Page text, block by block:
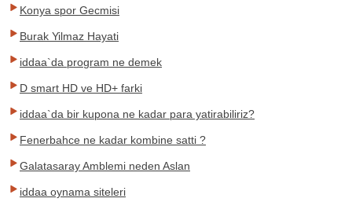
Konya spor Gecmisi
Burak Yilmaz Hayati
iddaa`da program ne demek
D smart HD ve HD+ farki
iddaa`da bir kupona ne kadar para yatirabiliriz?
Fenerbahce ne kadar kombine satti ?
Galatasaray Amblemi neden Aslan
iddaa oynama siteleri